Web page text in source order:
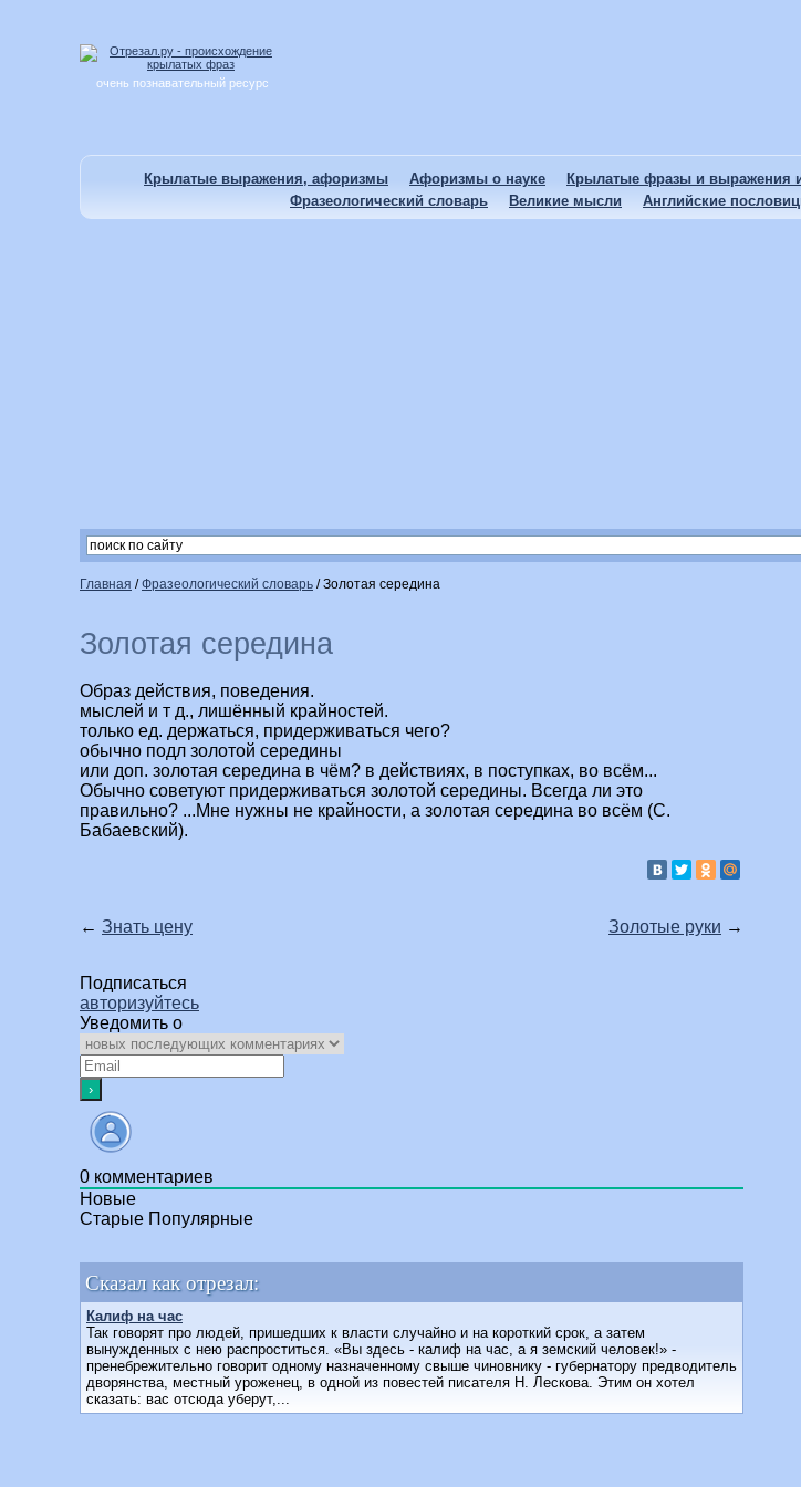
очень познавательный ресурс
Крылатые выражения, афоризмы Афоризмы о науке Крылатые фразы и выражения
Фразеологический словарь
Великие мысли Английские
Главная /Фразеологический словарь /Золотая середина
Золотая середина
Образ действия, поведения.
мыслей и т д., лишённый крайностей.
только ед. держаться, придерживаться чего?
обычно подл золотой середины
или доп. золотая середина в чём? в действиях, в поступках, во всём...
Обычно советуют придерживаться золотой середины. Всегда ли это
правильно? ...Мне нужны не крайности, а золотая середина во всём (С.
Бабаевский).
← Знать цену Золотые руки →
Подписаться
авторизуйтесь
Уведомить о
0 комментариев
Новые
Старые Популярные
Сказал как отрезал:
Калиф на час
Так говорят про людей, пришедших к власти случайно и на короткий срок, а затем
вынужденных с нею распроститься. «Вы здесь - калиф на час, а я земский человек!» -
пренебрежительно говорит одному назначенному свыше чиновнику - губернатору предводитель
дворянства, местный уроженец, в одной из повестей писателя Н. Лескова. Этим он хотел
сказать: вас отсюда уберут,...